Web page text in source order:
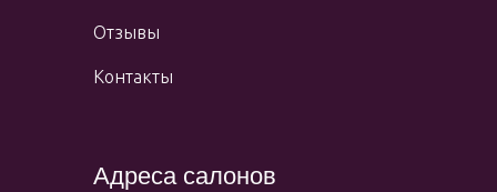
Адреса салонов
Отзывы
Контакты